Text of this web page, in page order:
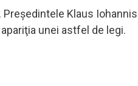
Klaus
unei astfel de legi.